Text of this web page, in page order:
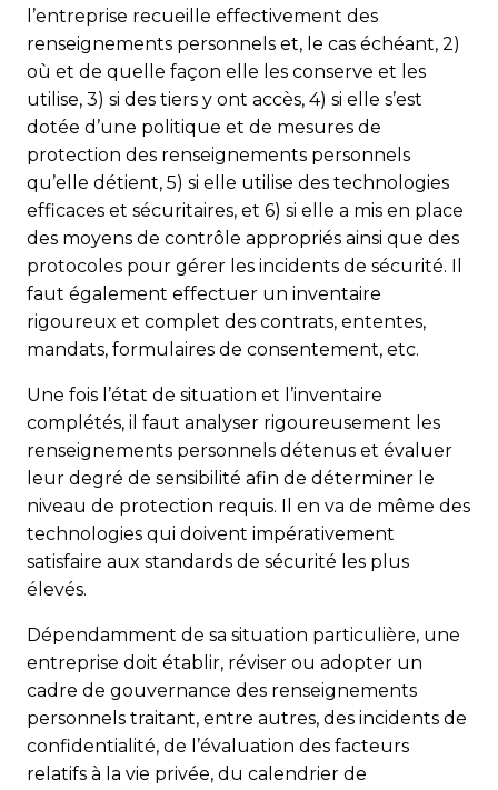
l’entreprise recueille effectivement des
renseignements personnels et, le cas échéant, 2)
où et de quelle façon elle les conserve et les
utilise, 3) si des tiers y ont accès, 4) si elle s’est
dotée d’une politique et de mesures de
protection des renseignements personnels
qu’elle détient, 5) si elle utilise des technologies
efficaces et sécuritaires, et 6) si elle a mis en place
des moyens de contrôle appropriés ainsi que des
protocoles pour gérer les incidents de sécurité. Il
faut également effectuer un inventaire
rigoureux et complet des contrats, ententes,
mandats, formulaires de consentement, etc.
Une fois l’état de situation et l’inventaire
complétés, il faut analyser rigoureusement les
renseignements personnels détenus et évaluer
leur degré de sensibilité afin de déterminer le
niveau de protection requis. Il en va de même des
technologies qui doivent impérativement
satisfaire aux standards de sécurité les plus
élevés.
Dépendamment de sa situation particulière, une
entreprise doit établir, réviser ou adopter un
cadre de gouvernance des renseignements
personnels traitant, entre autres, des incidents de
confidentialité, de l’évaluation des facteurs
relatifs à la vie privée, du calendrier de